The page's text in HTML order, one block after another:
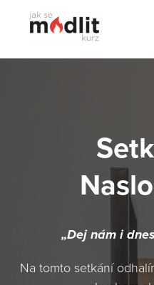
„Dej nám i
Na tomto setkání